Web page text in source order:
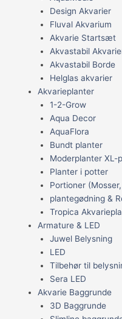
Design Akvarier
Fluval Akvarium
Akvarie Startsæt
Akvastabil
Akvastabil Borde
Helglas akvarier
Akvarieplanter
1-2-Grow
Aqua Decor
AquaFlora
Bundt planter
Moderplanter XL-
Planter i potter
Portioner
plantegødning &
Tropica
Armature & LED
Juwel Belysning
LED
Tilbehør til
Sera LED
Akvarie Baggrunde
3D Baggrunde